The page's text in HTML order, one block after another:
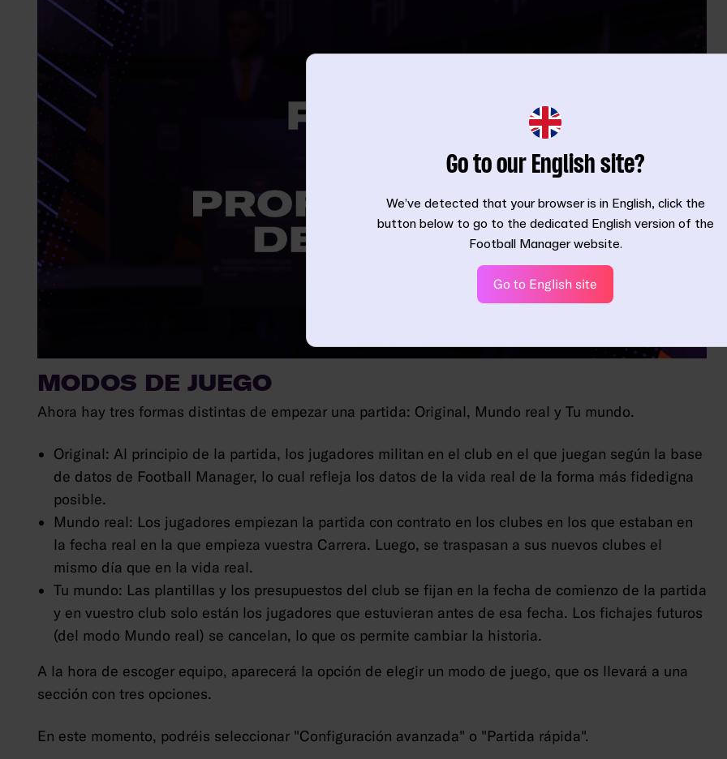
MODOS DE JUEGO
Ahora hay tres formas distintas de empezar una partida: Original, Mundo real y Tu mundo.
Original: Al principio de la partida, los jugadores militan en el club en el que juegan según la base
de datos de Football Manager, lo cual refleja los datos de la vida real de la forma más fidedigna
posible.
Mundo real: Los jugadores empiezan la partida con contrato en los clubes en los que estaban en
la fecha real en la que empieza vuestra Carrera. Luego, se traspasan a sus nuevos clubes el
mismo día que en la vida real.
Tu mundo: Las plantillas y los presupuestos del club se fijan en la fecha de comienzo de la partida
y en vuestro club solo están los jugadores que estuvieran antes de esa fecha. Los fichajes futuros
(del modo Mundo real) se cancelan, lo que os permite cambiar la historia.
A la hora de escoger equipo, aparecerá la opción de elegir un modo de juego, que os llevará a una
sección con tres opciones.
En este momento, podréis seleccionar "Configuración avanzada" o "Partida rápida".
Go to our English site?
We’ve detected that your browser is in English, click the
button below to go to the dedicated English version of the
Football Manager website.
Go to English site